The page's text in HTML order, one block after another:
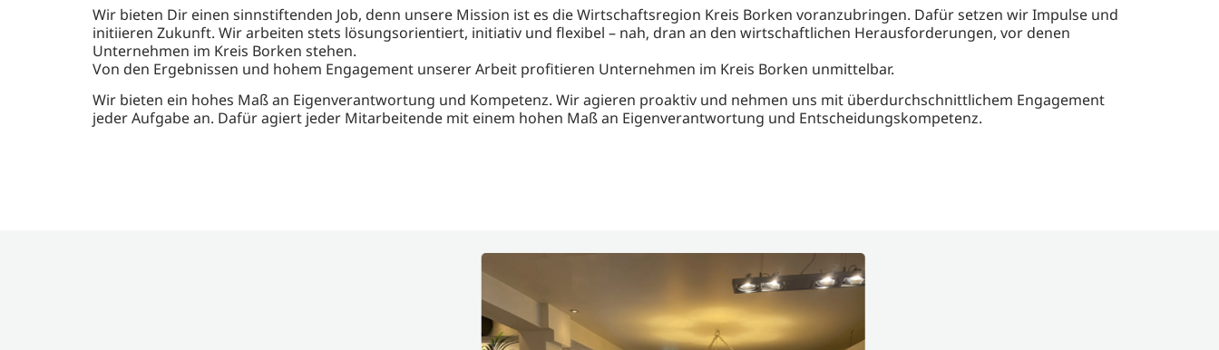
Wir bieten Dir einen sinnstiftenden Job, denn unsere Mission ist es die Wirtschaftsregion Kreis Borken voranzubringen. Dafür setzen wir Impulse und
initiieren Zukunft. Wir arbeiten stets lösungsorientiert, initiativ und flexibel – nah‚ dran an den wirtschaftlichen Herausforderungen, vor denen
Unternehmen im Kreis Borken stehen.
Von den Ergebnissen und hohem Engagement unserer Arbeit profitieren Unternehmen im Kreis Borken unmittelbar.
Wir bieten ein hohes Maß an Eigenverantwortung und Kompetenz. Wir agieren proaktiv und nehmen uns mit überdurchschnittlichem Engagement
jeder Aufgabe an. Dafür agiert jeder Mitarbeitende mit einem hohen Maß an Eigenverantwortung und Entscheidungskompetenz.